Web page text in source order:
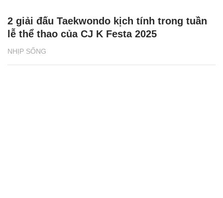
NHỊP SỐNG
2 giải đấu Taekwondo kịch tính trong tuần
lễ thể thao của CJ K Festa 2025